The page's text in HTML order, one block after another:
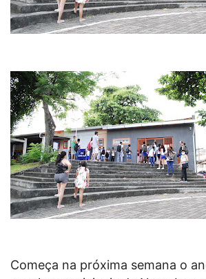
Começa na próxima semana o